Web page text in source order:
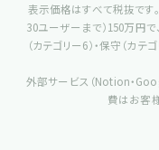
表示価格はすべて税抜です
30ユーザーまで）150万円
（カテゴリー6）・保守（カ
外部サービス（Notion・
費はお客